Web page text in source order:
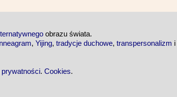
obrazu świata.
, Yijing, tradycje duchowe, transpersonalizm i
prywatności. Cookies.